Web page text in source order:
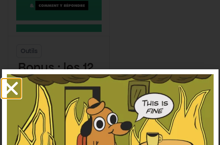
Outils
Bonus : les 12
excuses de
l’inaction
climatique en
images
Thomas Wagner